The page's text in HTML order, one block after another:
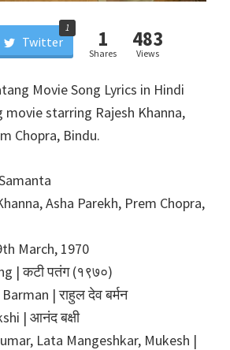
Twitter
1 1
Shares
483
Views
Movie Song Lyrics in Hindi
starring Rajesh Khanna,
Chopra, Bindu.
Asha Parekh, Prem Chopra,
March, 1970
| कटी पतंग (१९७०)
| राहुल देव बर्मन
| आनंद बक्षी
Lata Mangeshkar, Mukesh |